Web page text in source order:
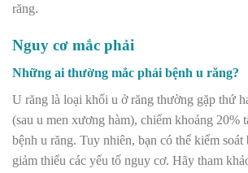
răng.
Nguy cơ mắc phải
Những ai thường mắc phải bệnh u răng?
U răng là loại khối u ở răng thường gặp thứ
(sau u men xương hàm), chiếm khoảng 20%
bệnh u răng. Tuy nhiên, bạn có thể kiểm soát
giảm thiểu các yếu tố nguy cơ. Hãy tham